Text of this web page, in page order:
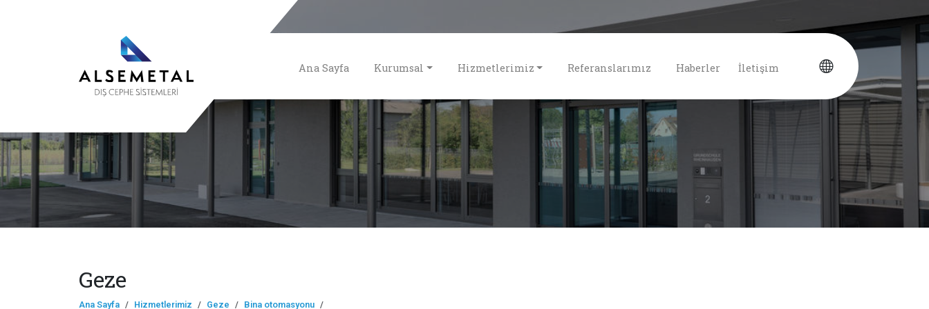
Ana Sayfa Kurumsal Hizmetlerimiz Referanslarımız Haberler İletişim
Geze
Ana Sayfa Hizmetlerimiz Geze Bina otomasyonu